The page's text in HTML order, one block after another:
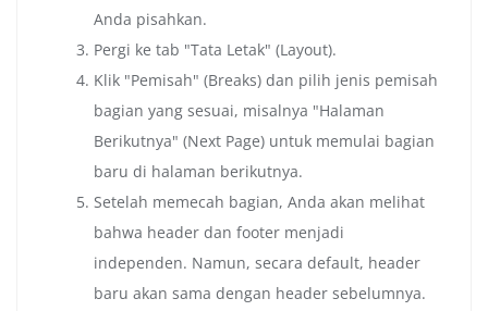
Anda pisahkan.
Pergi ke tab "Tata Letak" (Layout).
Klik "Pemisah" (Breaks) dan pilih jenis pemisah
bagian yang sesuai, misalnya "Halaman
Berikutnya" (Next Page) untuk memulai bagian
baru di halaman berikutnya.
Setelah memecah bagian, Anda akan melihat
bahwa header dan footer menjadi
independen. Namun, secara default, header
baru akan sama dengan header sebelumnya.